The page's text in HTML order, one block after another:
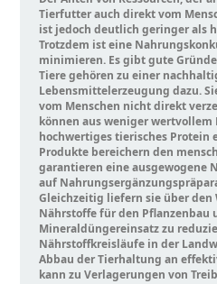
Tierfutter auch direkt vom
ist jedoch deutlich geringer als
Trotzdem ist eine
minimieren. Es gibt gute
Tiere gehören zu einer
Lebensmittelerzeugung dazu.
vom Menschen nicht direkt
können aus weniger wertvollem
hochwertiges tierisches Protein
Produkte bereichern den
garantieren eine ausgewogene
auf
Gleichzeitig liefern sie über
Nährstoffe für den Pflanzenbau
Mineraldüngereinsatz zu
Nährstoffkreisläufe in der
Abbau der Tierhaltung an
kann zu Verlagerungen von